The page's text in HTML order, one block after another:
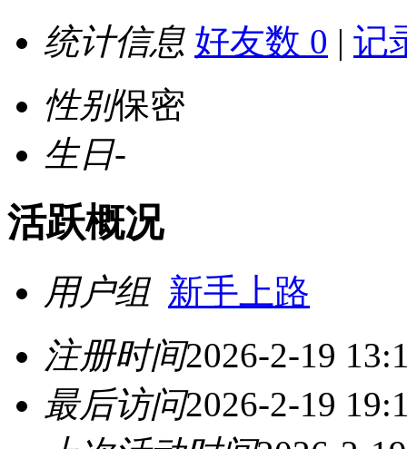
统计信息 好友数 0 | 记
性别保密
生日-
活跃概况
用户组 新手上路
注册时间2026-2-19
最后访问2026-2-19